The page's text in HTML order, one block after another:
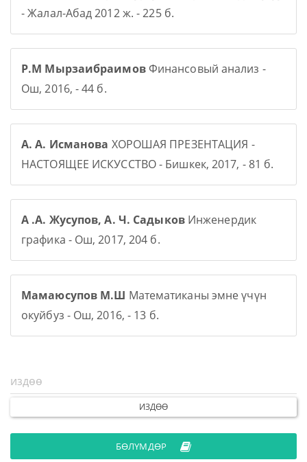
- Жалал-Абад 2012 ж. - 225 б.
Р.М МырзаибраимовФинансовый анализ -
Ош, 2016, - 44 б.
А. А. Исманова ХОРОШАЯ ПРЕЗЕНТАЦИЯ -
НАСТОЯЩЕЕ ИСКУССТВО - Бишкек, 2017, - 81 б.
А .А. Жусупов, А. Ч. Садыков Инженердик
графика - Ош, 2017, 204 б.
Мамаюсупов М.Ш Математиканы эмне үчүн
окуйбуз - Ош, 2016, - 13 б.
ИЗДӨӨ
БӨЛҮМДӨР